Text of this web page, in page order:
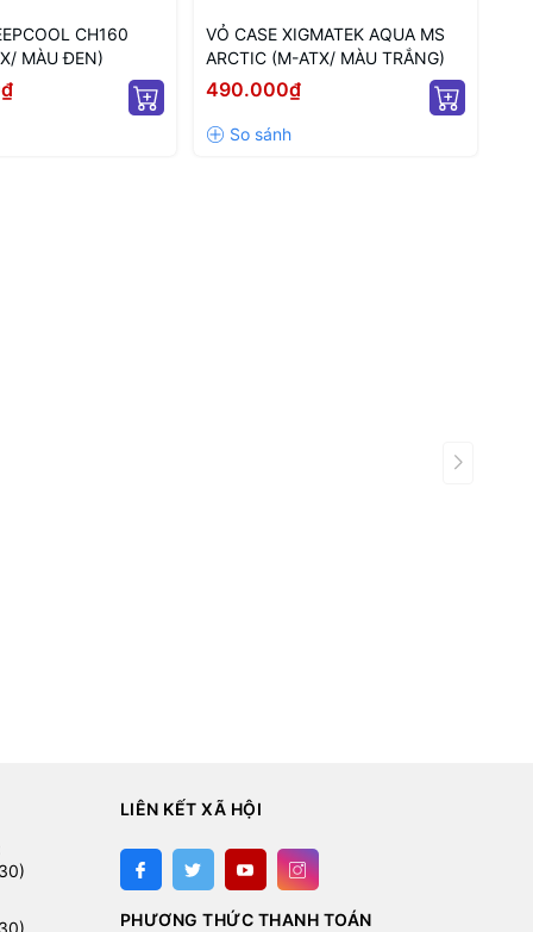
CH160
MÀU ĐEN)
VỎ CASE XIGMATEK AQUA MS
ARCTIC (M-ATX/ MÀU TRẮNG)
490.000₫
LIÊN KẾT XÃ HỘI
PHƯƠNG THỨC THANH TOÁN